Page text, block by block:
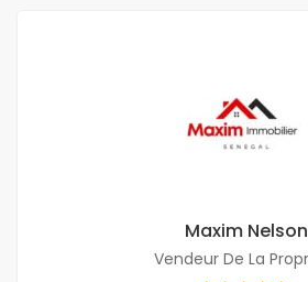
Maxim Nelson
Vendeur De La